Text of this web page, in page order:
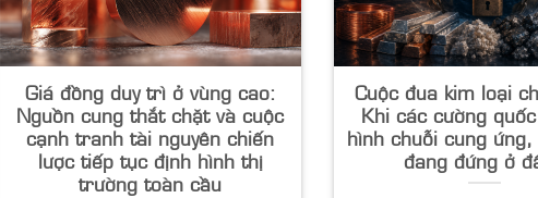
Giá đồng duy trì ở vùng cao:
Nguồn cung thắt chặt và cuộc
cạnh tranh tài nguyên chiến
lược tiếp tục định hình thị
trường toàn cầu
Cuộc đua kim loại
Khi các cường
hình chuỗi cung
đang đứng ở